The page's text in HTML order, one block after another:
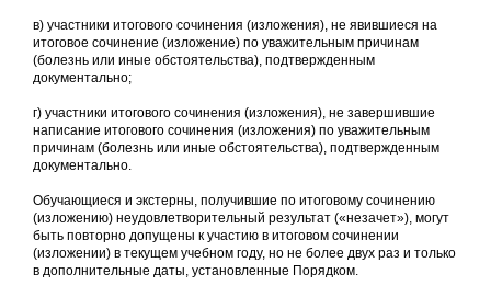
в) участники итогового сочинения (изложения), не явившиеся на
итоговое сочинение (изложение) по уважительным причинам
(болезнь или иные обстоятельства), подтвержденным
документально;
г) участники итогового сочинения (изложения), не завершившие
написание итогового сочинения (изложения) по уважительным
причинам (болезнь или иные обстоятельства), подтвержденным
документально.
Обучающиеся и экстерны, получившие по итоговому сочинению
(изложению) неудовлетворительный результат («незачет»), могут
быть повторно допущены к участию в итоговом сочинении
(изложении) в текущем учебном году, но не более двух раз и только
в дополнительные даты, установленные Порядком.